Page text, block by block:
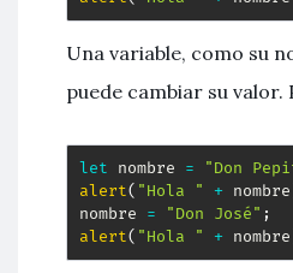
Una variable, como su
puede cambiar su valor.
let nombre = "Don
alert( "Hola " + nombre
nombre = "Don José" ;
alert( "Hola " + nombre